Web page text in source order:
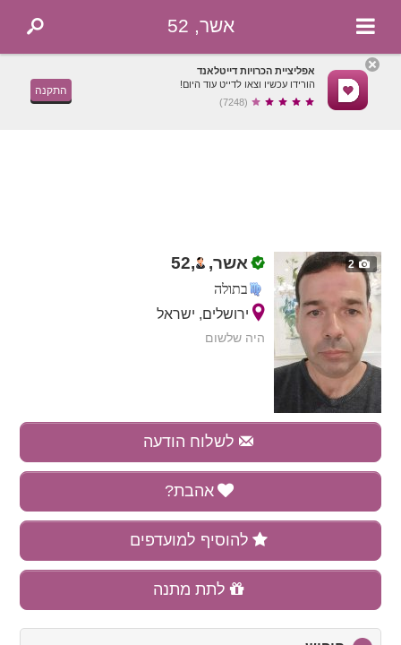
אשר, 52
אפליציית הכרויות דייטלאנד
הורידו עכשיו וצאו לדייט עוד היום!
(7248)
התקנה
2 אשר, ,
52
בתולה
ירושלים, ישראל
היה שלשום
לשלוח הודעה
אהבת?
להוסיף למועדפים
לתת מתנה